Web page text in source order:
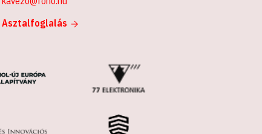
Asztalfoglalás